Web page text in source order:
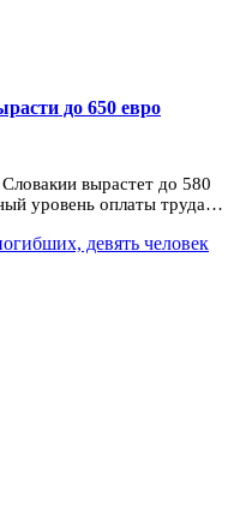
до 650 евро
вырастет до 580
уровень оплаты труда…
девять человек